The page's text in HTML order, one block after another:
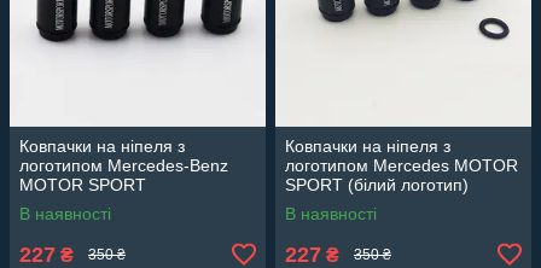
Ковпачки на ніпеля з
логотипом Mercedes-Benz
MOTOR SPORT
В наявності
227 ₴ 350 ₴
Ковпачки на ніпеля з
логотипом Mercedes MOTOR
SPORT (білий логотип)
В наявності
227 ₴ 350 ₴